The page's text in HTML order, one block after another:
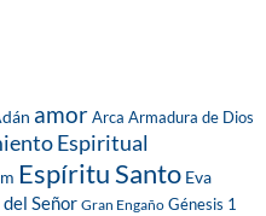
amorArca Armadura de Dios
Espiritual
Espíritu Santo Eva
Señor Gran Engaño Génesis 1